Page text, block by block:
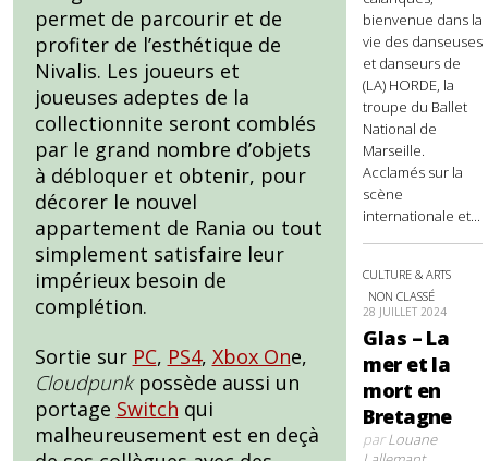
permet de parcourir et de
profiter de l’esthétique de
Nivalis. Les joueurs et
joueuses adeptes de la
collectionnite seront comblés
par le grand nombre d’objets
à débloquer et obtenir, pour
décorer le nouvel
appartement de Rania ou tout
simplement satisfaire leur
impérieux besoin de
complétion.
Sortie sur PC, PS4, Xbox One,
Cloudpunkpossède aussi un
portage Switch qui
malheureusement est en deçà
bienvenue dans la
vie des danseuses
et danseurs de
(LA) HORDE, la
troupe du Ballet
National de
Marseille.
Acclamés sur la
scène
internationale et...
CULTURE & ARTS
NON CLASSÉ
28 JUILLET 2024
Glas – La
mer et la
mort en
Bretagne
parLouane